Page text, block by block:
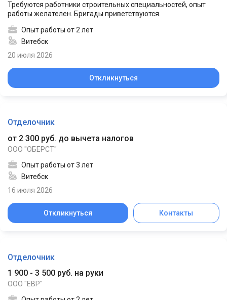
Требуются работники строительных специальностей, опыт
работы желателен. Бригады приветствуются.
Опыт работы от 2 лет
Витебск
20 июля 2026
Откликнуться
Отделочник
от 2 300 руб. до вычета налогов
ООО "ОБЕРСТ"
Опыт работы от 3 лет
Витебск
16 июля 2026
Откликнуться Контакты
Отделочник
1 900 - 3 500 руб. на руки
ООО "ЕВР"